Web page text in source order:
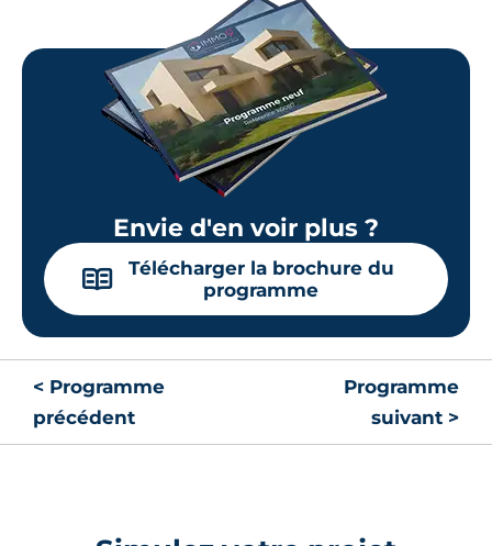
Envie d'en voir plus ?
📖
Télécharger la brochure du
programme
< Programme
précédent
Programme
suivant >